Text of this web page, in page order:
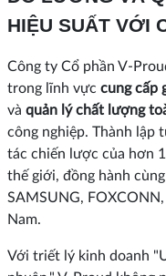
HIỆU SUẤT VỚI
Công ty Cổ phần V-
trong lĩnh vực cung cấp
và quản lý chất lượng
công nghiệp. Thành lập
tác chiến lược của hơn
thế giới, đồng hành
SAMSUNG,
Nam.
Với triết lý kinh doanh